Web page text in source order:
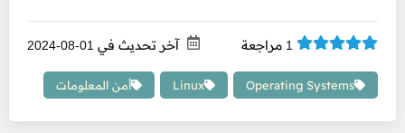
1 مراجعة آخر تحديث في 01-08-2024
Operating Systems
Linux أمن المعلومات